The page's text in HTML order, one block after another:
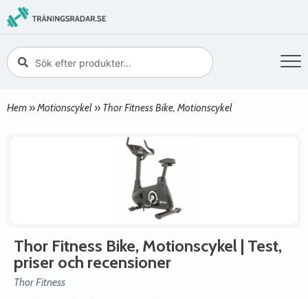
Hem »Motionscykel » Thor Fitness Bike, Motionscykel
Thor Fitness Bike, Motionscykel | Test,
priser och recensioner
Thor Fitness